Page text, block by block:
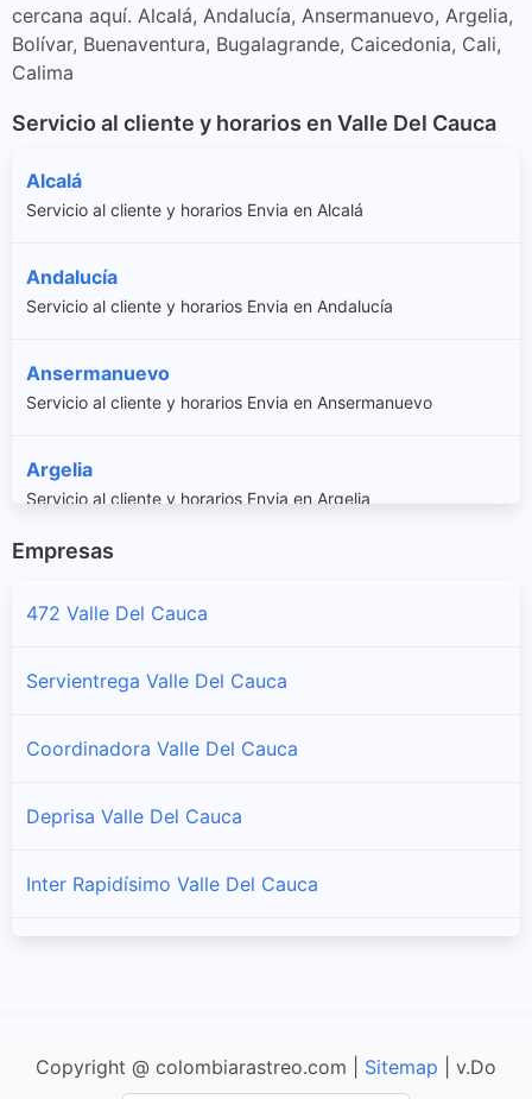
cercana aquí. Alcalá, Andalucía, Ansermanuevo, Argelia,
Bolívar, Buenaventura, Bugalagrande, Caicedonia, Cali,
Calima
Servicio al cliente y horarios en Valle Del Cauca
Alcalá
Servicio al cliente y horarios Envia en Alcalá
Andalucía
Servicio al cliente y horarios Envia en Andalucía
Ansermanuevo
Servicio al cliente y horarios Envia en Ansermanuevo
Argelia
Servicio al cliente y horarios Envia en Argelia
Bolívar
Servicio al cliente y horarios Envia en Buenaventura
Bugalagrande
Servicio al cliente y horarios Envia en Caicedonia
Servicio al cliente y horarios Envia en Calima
Empresas
472 Valle Del Cauca
Servientrega Valle Del Cauca
Coordinadora Valle Del Cauca
Deprisa Valle Del Cauca
Inter Rapidísimo Valle Del Cauca
Copyright @ colombiarastreo.com | Sitemap | v.Do